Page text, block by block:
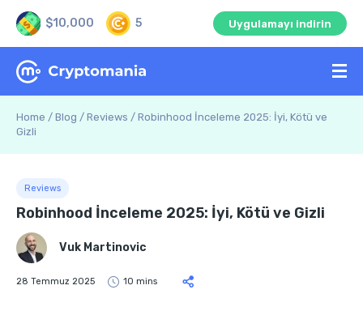
$10,000 5 Uygulamayı indirin
Home / Blog / Reviews / Robinhood İnceleme 2025: İyi, Kötü ve
Gizli
Reviews
Robinhood İnceleme 2025: İyi, Kötü ve Gizli
Vuk Martinovic
28 Temmuz 2025 10 mins